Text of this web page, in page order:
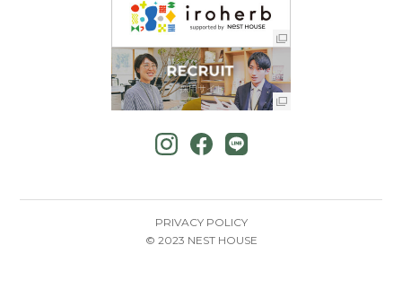
PRIVACY POLICY
© 2023 NEST HOUSE